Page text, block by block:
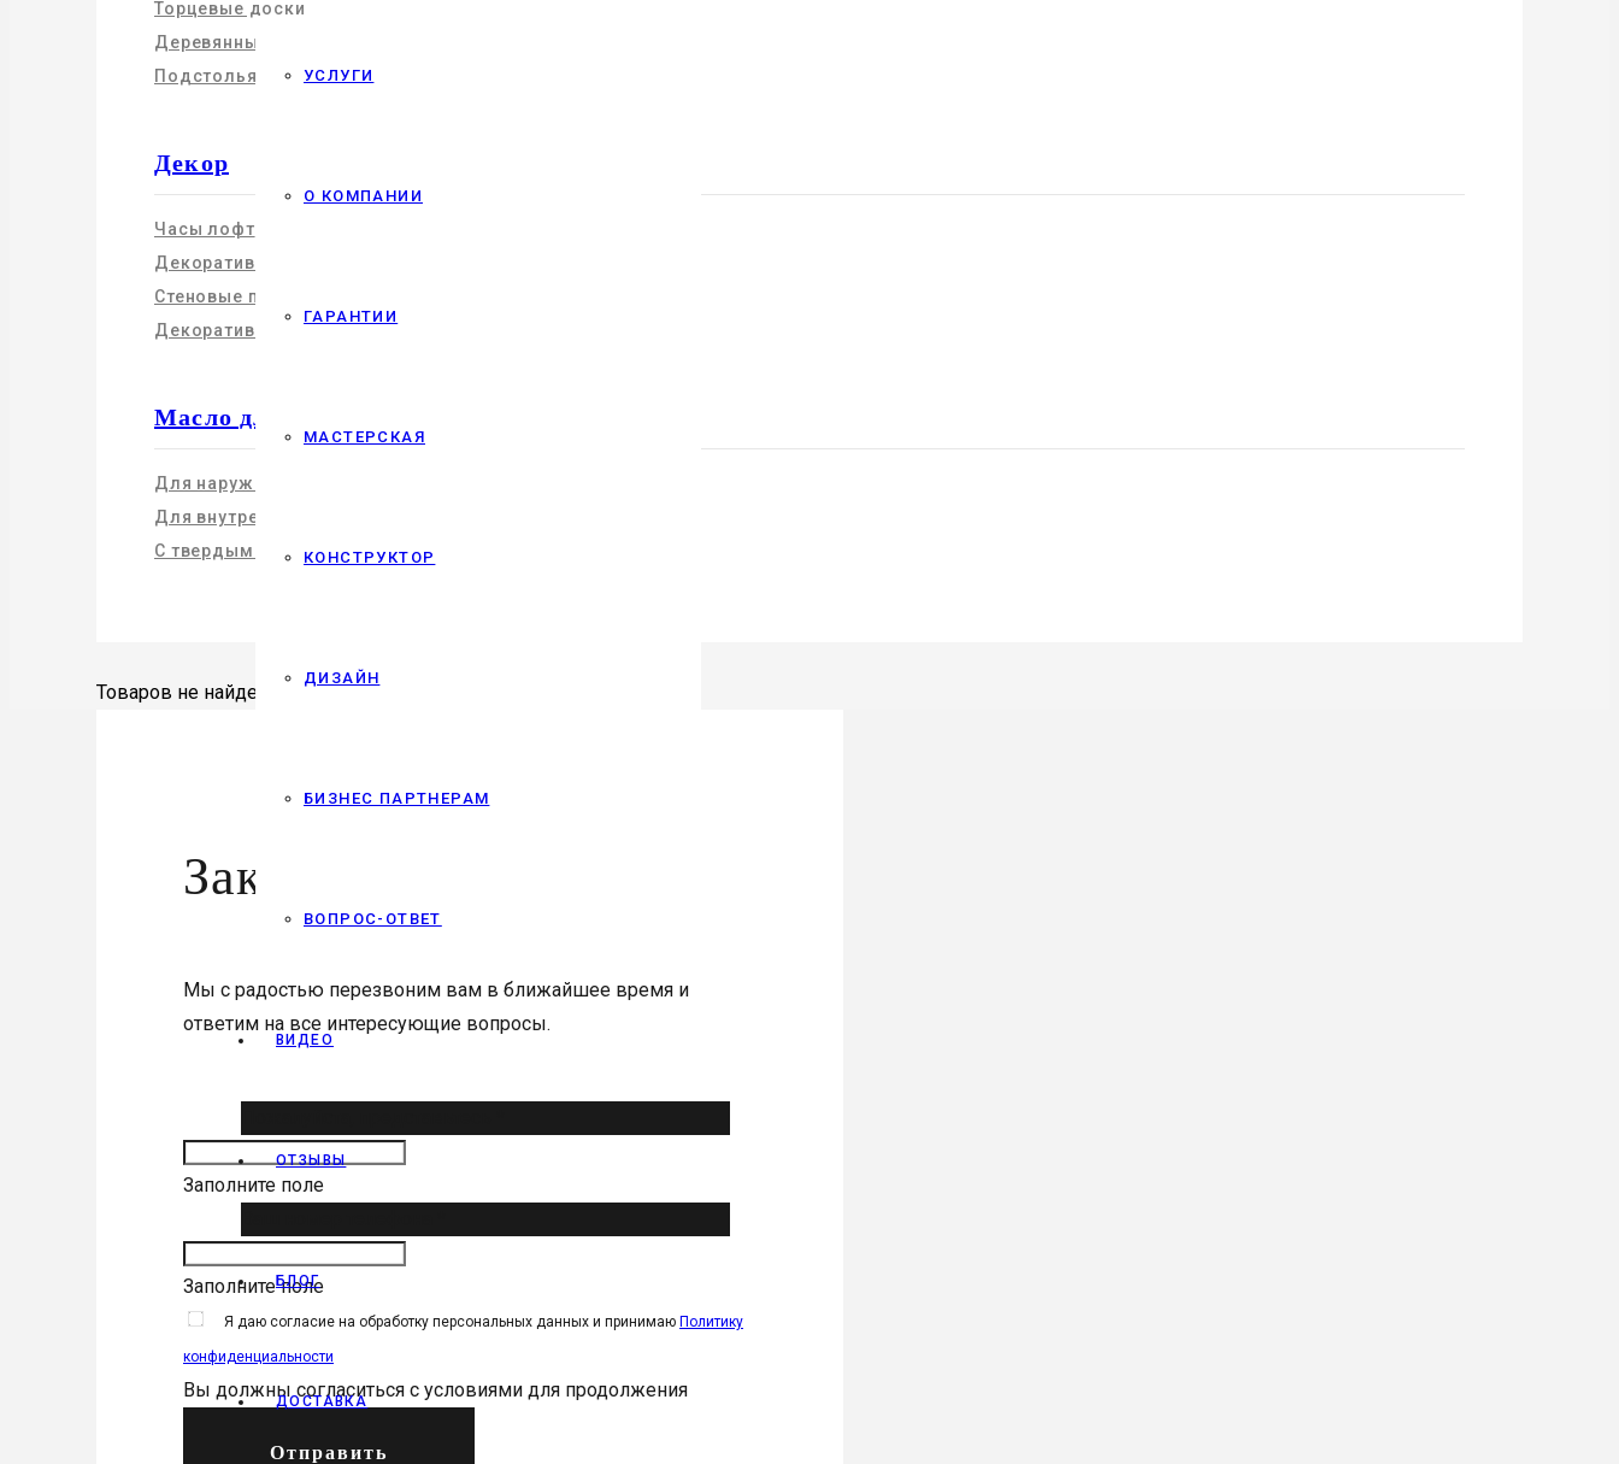
УСЛУГИ
О КОМПАНИИ
ГАРАНТИИ
МАСТЕРСКАЯ
КОНСТРУКТОР
ДИЗАЙН
БИЗНЕС ПАРТНЕРАМ
ВОПРОС-ОТВЕТ
ВИДЕО
ОТЗЫВЫ
БЛОГ
ДОСТАВКА
Торцевые доски
Деревянные подоконники
Подстолья
Декор
Часы лофт
Декоративные мебельные фасады
Стеновые панели
Декоративная посуда
Масло для дерева
Для наружных работ
Для внутренних работ
С твердым воском
Товаров не найдено
Заказать звонок
Мы с радостью перезвоним вам в ближайшее время и
ответим на все интересующие вопросы.
Заполните поле
Заполните поле
Я даю согласие на обработку персональных данных и принимаю Политику
конфиденциальности
Вы должны согласиться с условиями для продолжения
Отправить